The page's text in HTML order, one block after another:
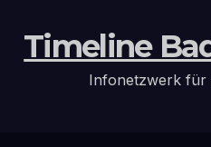
Timeline
Infonetzwerk für